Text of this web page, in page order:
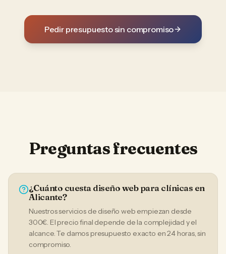
Pedir presupuesto sin compromiso
Preguntas frecuentes
¿Cuánto cuesta diseño web para clínicas en
Alicante?
Nuestros servicios de diseño web empiezan desde
300€. El precio final depende de la complejidad y el
alcance. Te damos presupuesto exacto en 24 horas, sin
compromiso.